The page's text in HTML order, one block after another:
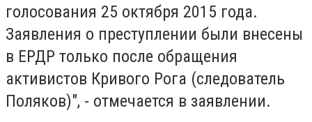
голосования 25 октября 2015 года.
Заявления о преступлении были внесены
в ЕРДР только после обращения
активистов Кривого Рога (следователь
Поляков)", - отмечается в заявлении.